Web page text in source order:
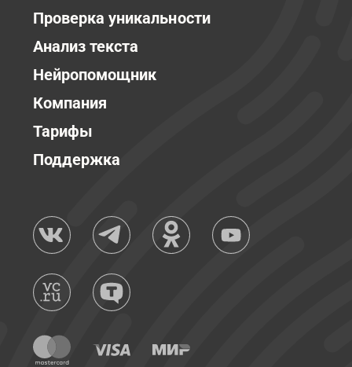
Проверка уникальности
Анализ текста
Нейропомощник
Компания
Тарифы
Поддержка